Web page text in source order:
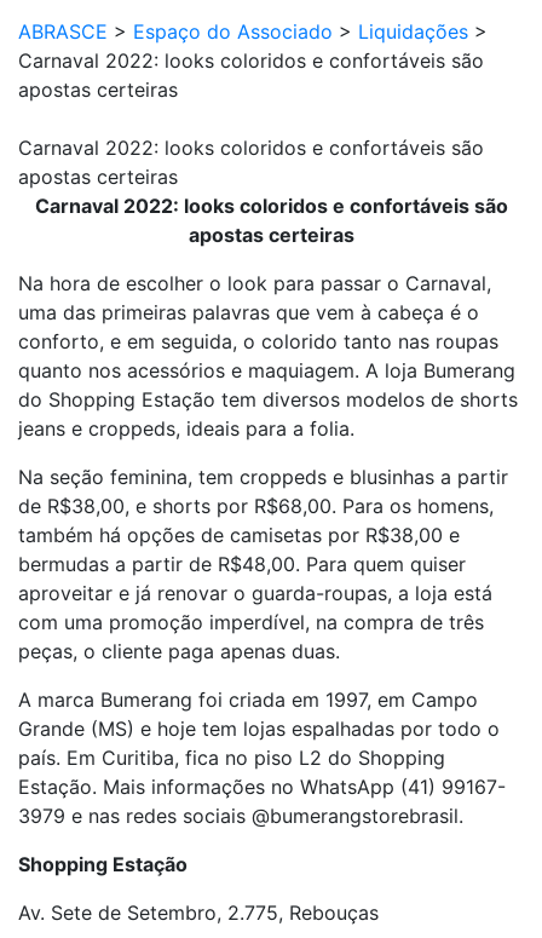
ABRASCE > Espaço do Associado > Liquidações >
Carnaval 2022: looks coloridos e confortáveis são
apostas certeiras
Carnaval 2022: looks coloridos e confortáveis são
apostas certeiras
Carnaval 2022: looks coloridos e confortáveis são
apostas certeiras
Na hora de escolher o look para passar o Carnaval,
uma das primeiras palavras que vem à cabeça é o
conforto, e em seguida, o colorido tanto nas roupas
quanto nos acessórios e maquiagem. A loja Bumerang
do Shopping Estação tem diversos modelos de shorts
jeans e croppeds, ideais para a folia.
Na seção feminina, tem croppeds e blusinhas a partir
de R$38,00, e shorts por R$68,00. Para os homens,
também há opções de camisetas por R$38,00 e
bermudas a partir de R$48,00. Para quem quiser
aproveitar e já renovar o guarda-roupas, a loja está
com uma promoção imperdível, na compra de três
peças, o cliente paga apenas duas.
A marca Bumerang foi criada em 1997, em Campo
Grande (MS) e hoje tem lojas espalhadas por todo o
país. Em Curitiba, fica no piso L2 do Shopping
Estação. Mais informações no WhatsApp (41) 99167-
3979 e nas redes sociais @bumerangstorebrasil.
Shopping Estação
Av. Sete de Setembro, 2.775, Rebouças